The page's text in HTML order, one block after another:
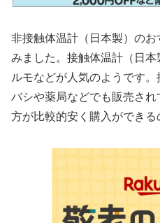
非接触体温計（日本製）の
みました。接触体温計（日
ルモなどが人気のようです
バシや薬局などでも販売さ
方が比較的安く購入ができる